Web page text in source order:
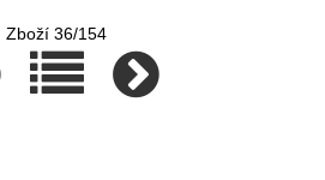
Zboží 36/154